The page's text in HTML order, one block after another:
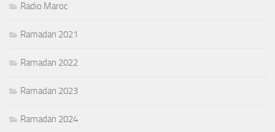
Radio Maroc
Ramadan 2021
Ramadan 2022
Ramadan 2023
Ramadan 2024